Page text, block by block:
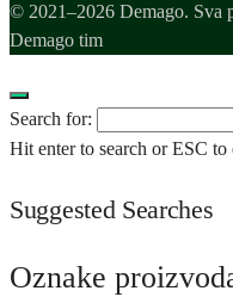
© 2021–2026 Demago. Sva
Demago tim
Search for:
Hit enter to search or ESC to
Suggested Searches
Oznake